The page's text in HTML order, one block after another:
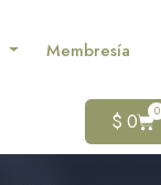
Membresía
$ 0 0